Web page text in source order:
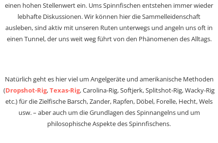
einen hohen Stellenwert ein. Ums Spinnfischen entstehen immer wieder
lebhafte Diskussionen. Wir können hier die Sammelleidenschaft
ausleben, sind aktiv mit unseren Ruten unterwegs und angeln uns oft in
einen Tunnel, der uns weit weg führt von den Phänomenen des Alltags.
Natürlich geht es hier viel um Angelgeräte und amerikanische Methoden
(Dropshot-Rig,Texas-Rig, Carolina-Rig, Softjerk, Splitshot-Rig, Wacky-Rig
etc.) für die Zielfische Barsch, Zander, Rapfen, Döbel, Forelle, Hecht, Wels
usw. – aber auch um die Grundlagen des Spinnangelns und um
philosophische Aspekte des Spinnfischens.